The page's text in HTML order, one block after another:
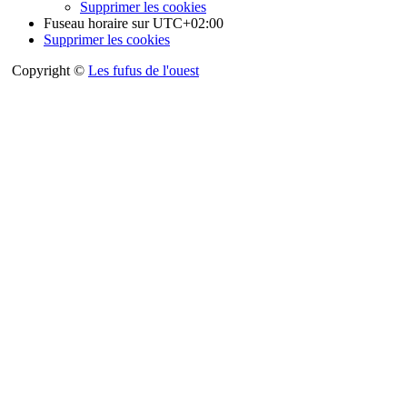
Supprimer les cookies
Fuseau horaire surUTC+02:00
Supprimer les cookies
Copyright © Les fufus de l'ouest